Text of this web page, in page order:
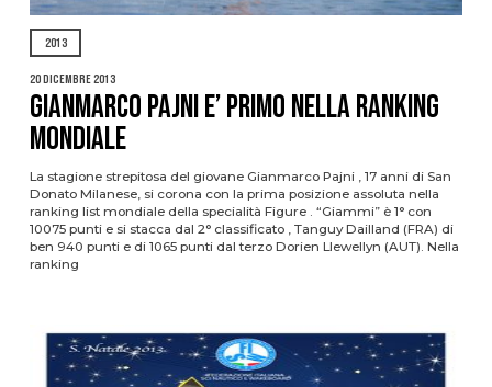
2013
20 Dicembre 2013
GIANMARCO PAJNI E’ PRIMO NELLA RANKING
MONDIALE
La stagione strepitosa del giovane Gianmarco Pajni , 17 anni di San
Donato Milanese, si corona con la prima posizione assoluta nella
ranking list mondiale della specialità Figure . “Giammi” è 1° con
10075 punti e si stacca dal 2° classificato , Tanguy Dailland (FRA) di
ben 940 punti e di 1065 punti dal terzo Dorien Llewellyn (AUT). Nella
ranking